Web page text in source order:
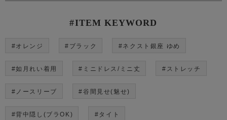
#ITEM KEYWORD
#オレンジ #ブラック #ネクスト銀座 ゆめ
#如月れい着用 #ミニドレス/ミニ丈 #ストレッチ
#ノースリーブ #谷間見せ(魅せ)
#背中隠し(ブラOK) #タイト